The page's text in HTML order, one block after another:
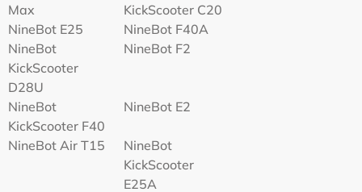
Max
KickScooter C20
NineBot E25
NineBot F40A
NineBot
KickScooter
D28U
NineBot F2
NineBot
KickScooter F40
NineBot E2
NineBot Air T15
NineBot
KickScooter
E25A